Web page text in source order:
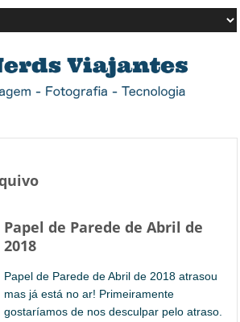
Papel de Parede de Abril de
2018
Papel de Parede de Abril de 2018 atrasou
mas já está no ar! Primeiramente
gostaríamos de nos desculpar pelo atraso.